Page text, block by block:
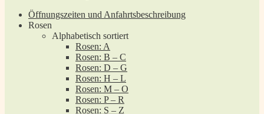
Öffnungszeiten und Anfahrtsbeschreibung
Rosen
Alphabetisch sortiert
Rosen: A
Rosen: B – C
Rosen: D – G
Rosen: H – L
Rosen: M – O
Rosen: P – R
Rosen: S – Z